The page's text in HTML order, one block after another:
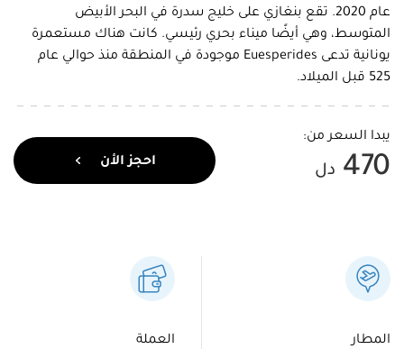
عام 2020. تقع بنغازي على خليج سدرة في البحر الأبيض
المتوسط، وهي أيضًا ميناء بحري رئيسي. كانت هناك مستعمرة
يونانية تدعى Euesperides موجودة في المنطقة منذ حوالي عام
525 قبل الميلاد.
يبدا السعر من:
470 دل احجز الأن
المطار العملة